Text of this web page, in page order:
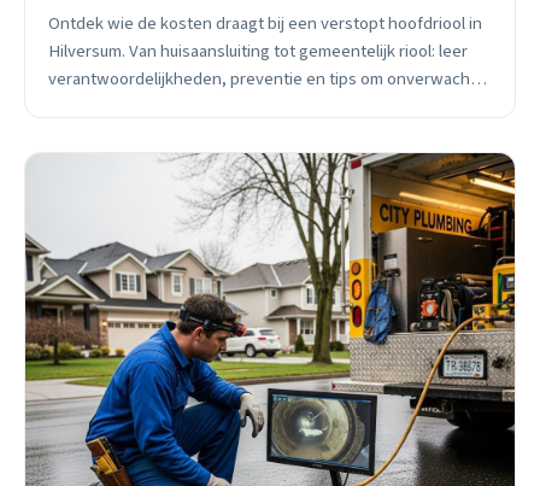
Ontdek wie de kosten draagt bij een verstopt hoofdriool in
Hilversum. Van huisaansluiting tot gemeentelijk riool: leer
verantwoordelijkheden, preventie en tips om onverwachte